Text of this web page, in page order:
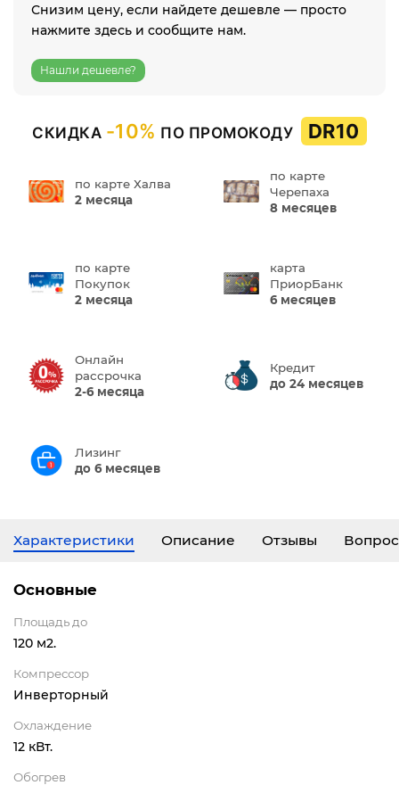
Снизим цену, если найдете дешевле — просто
нажмите здесь и сообщите нам.
Нашли дешевле?
СКИДКА -10% ПО ПРОМОКОДУ DR10
по карте Халва
2 месяца
по карте
Черепаха
8 месяцев
по карте
Покупок
2 месяца
карта
ПриорБанк
6 месяцев
Онлайн
рассрочка
2-6 месяца
Кредит
до 24 месяцев
Лизинг
до 6 месяцев
Характеристики Описание Отзывы
Основные
Площадь до
120 м2.
Компрессор
Инверторный
Охлаждение
12 кВт.
Обогрев